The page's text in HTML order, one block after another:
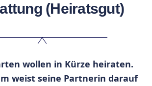
(Heiratsgut)
wollen in Kürze heiraten.
weist seine Partnerin darauf